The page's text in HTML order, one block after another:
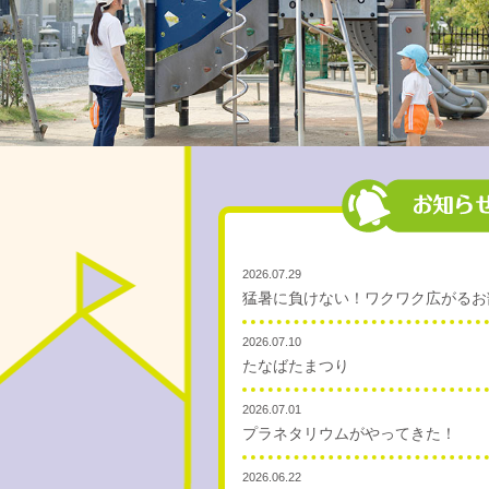
2026.07.29
猛暑に負けない！ワクワク広がる
2026.07.10
たなばたまつり
2026.07.01
プラネタリウムがやってきた！
2026.06.22